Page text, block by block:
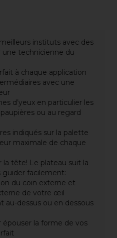
instituts avec des
une technicienne du
à chaque application
avec une
d’yeux en particulier les
ou au regard
indiqués sur la palette
maximale de chaque
la tête! Le plateau suit la
facilement:
du coin externe et
de votre œil
au-dessus ou en dessous
la forme de vos